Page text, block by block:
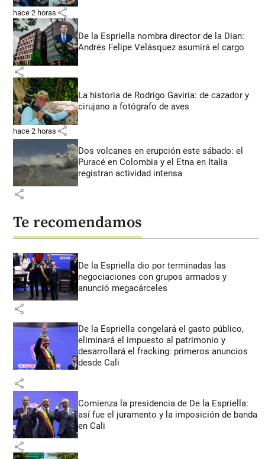
hace 2 horas share
De la Espriella nombra director de la Dian:
Andrés Felipe Velásquez asumirá el cargo
share
La historia de Rodrigo Gaviria: de cazador y
cirujano a fotógrafo de aves
hace 2 horas share
Dos volcanes en erupción este sábado: el
Puracé en Colombia y el Etna en Italia
registran actividad intensa
share
Te recomendamos
De la Espriella dio por terminadas las
negociaciones con grupos armados y
anunció megacárceles
share
De la Espriella congelará el gasto público,
eliminará el impuesto al patrimonio y
desarrollará el fracking: primeros anuncios
desde Cali
share
Comienza la presidencia de De la Espriella:
así fue el juramento y la imposición de banda
en Cali
share